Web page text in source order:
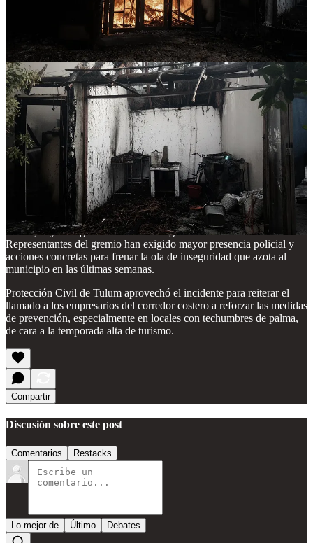
Este nuevo incidente ocurre en el contexto de una escalada de
violencia en el destino. El pasado lunes, un sujeto armado ingresó al
Rosa Negra y disparó en al menos tres ocasiones contra un
comensal que se encontraba en una de las mesas, causándole la
muerte casi de manera instantánea. La víctima, aún sin identificar
oficialmente, recibió impactos en el pecho, abdomen y espalda.
Testigos relataron el pánico desatado entre clientes y empleados,
quienes buscaron refugio para evitar ser alcanzados por las balas.
Expertos de la Fiscalía General del Estado (FGE) recolectaron
casquillos y evidencias balísticas en el lugar del homicidio, el cual se
presume como un posible ajuste de cuentas ligado a la delincuencia
organizada. Hasta el momento no hay detenidos por el crimen.
La seguidilla de eventos —ejecución seguida de incendio— ha
profundizado la preocupación del sector turístico y restaurantero de
Tulum, cuya imagen como destino seguro se ve seriamente afectada.
Representantes del gremio han exigido mayor presencia policial y
acciones concretas para frenar la ola de inseguridad que azota al
municipio en las últimas semanas.
Protección Civil de Tulum aprovechó el incidente para reiterar el
llamado a los empresarios del corredor costero a reforzar las medidas
de prevención, especialmente en locales con techumbres de palma,
de cara a la temporada alta de turismo.
Compartir
Discusión sobre este post
Comentarios Restacks
Lo mejor de Último Debates